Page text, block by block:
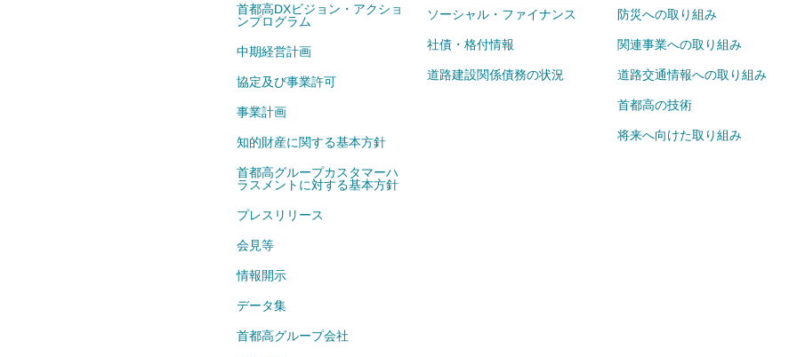
首都高DXビジョン・アクショ
ンプログラム
中期経営計画
協定及び事業許可
事業計画
知的財産に関する基本方針
首都高グループカスタマーハ
ラスメントに対する基本方針
プレスリリース
会見等
情報開示
データ集
首都高グループ会社
ソーシャル・ファイナンス
社債・格付情報
道路建設関係債務の状況
防災への取り組み
関連事業への取り組み
道路交通情報への取り組み
首都高の技術
将来へ向けた取り組み